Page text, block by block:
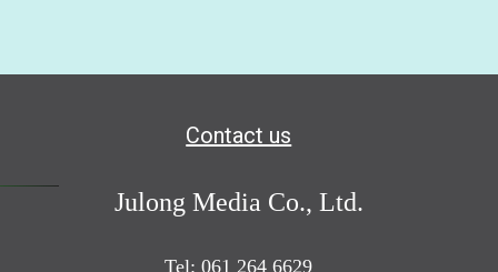
Contact us
Julong Media Co., Ltd.
Tel: 061 264 6629